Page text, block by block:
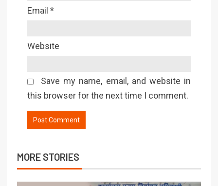
Email *
Website
Save my name, email, and website in
this browser for the next time I comment.
MORE STORIES